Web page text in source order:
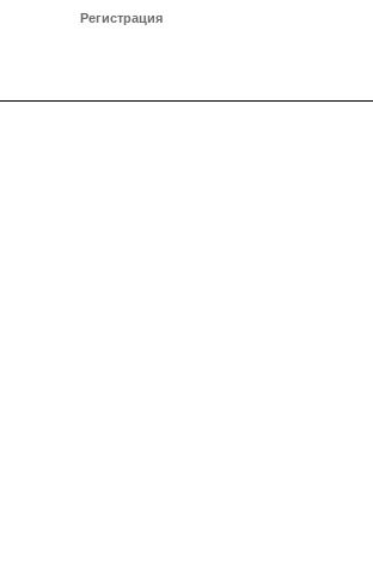
Регистрация